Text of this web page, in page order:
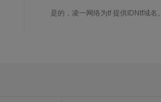
是的，凌一网络为tf 提供IDNtf域名。